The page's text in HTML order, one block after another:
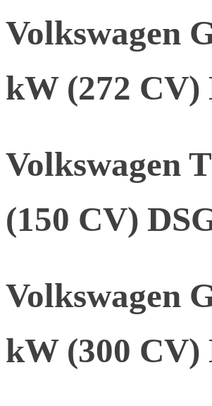
Volkswagen
kW (272 CV)
Volkswagen
(150 CV)
Volkswagen
kW (300 CV)